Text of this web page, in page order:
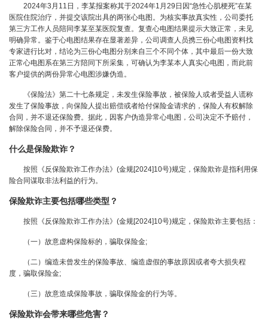
2024年3月11日，李某报案称其于2024年1月29日因“急性心肌梗死”在某
医院住院治疗，并提交该院出具的两张心电图。为核实事故真实性，公司委托
第三方工作人员陪同李某至某医院复查。复查心电图结果提示大致正常，未见
明确异常。鉴于心电图结果存在显著差异，公司调查人员携三份心电图资料找
专家进行比对，结论为三份心电图分别来自三个不同个体，其中最后一份大致
正常心电图系在第三方陪同下所采集，可确认为李某本人真实心电图，而此前
客户提供的两份异常心电图涉嫌伪造。
《保险法》第二十七条规定，未发生保险事故，被保险人或者受益人谎称
发生了保险事故，向保险人提出赔偿或者给付保险金请求的，保险人有权解除
合同，并不退还保险费。据此，因客户伪造异常心电图，公司决定不予赔付，
解除保险合同，并不予退还保费。
什么是保险欺诈？
按照《反保险欺诈工作办法》(金规[2024]10号)规定，保险欺诈是指利用保
险合同谋取非法利益的行为。
保险欺诈主要包括哪些类型？
按照《反保险欺诈工作办法》(金规[2024]10号)规定，保险欺诈主要包括：
（一）故意虚构保险标的，骗取保险金;
（二）编造未曾发生的保险事故、编造虚假的事故原因或者夸大损失程
度，骗取保险金;
（三）故意造成保险事故，骗取保险金的行为等。
保险欺诈会带来哪些危害？